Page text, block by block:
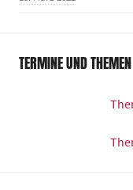
TERMINE UND THEMEN